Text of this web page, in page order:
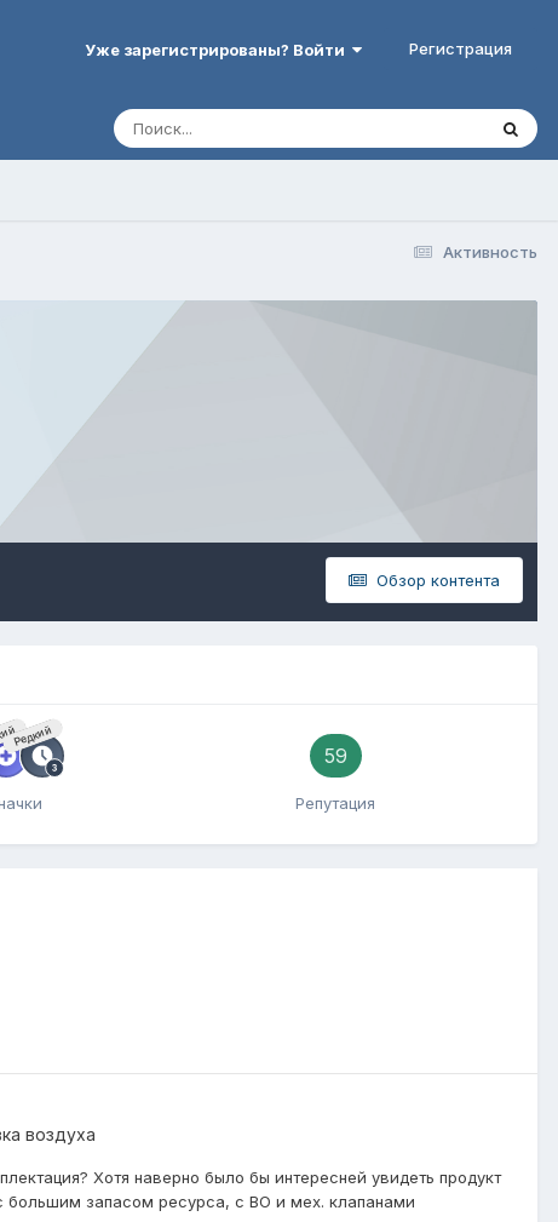
Уже зарегистрированы? Войти Регистрация
Активность
Обзор контента
Редкий
59
Репутация
воздуха
Хотя наверно было бы интересней увидеть продукт
большим запасом ресурса, с ВО и мех. клапанами